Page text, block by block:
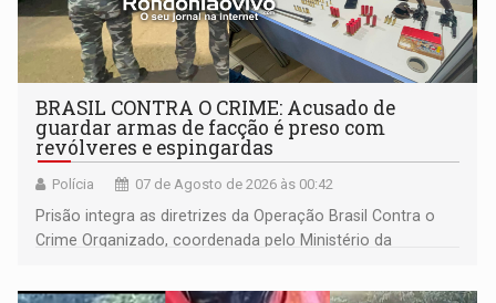
BRASIL CONTRA O CRIME: Acusado de
guardar armas de facção é preso com
revólveres e espingardas
Polícia 07 de Agosto de 2026 às 00:42
Prisão integra as diretrizes da Operação Brasil Contra o
Crime Organizado, coordenada pelo Ministério da